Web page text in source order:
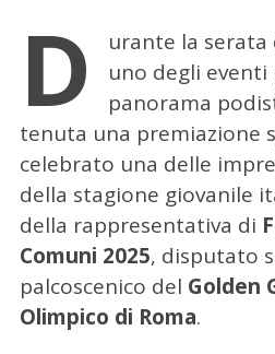
D urante la serata
uno degli
panorama
tenuta una premiazione
celebrato una delle
della stagione giovanile
della rappresentativa di
Comuni 2025, disputato
palcoscenico del Golden
Olimpico di Roma.